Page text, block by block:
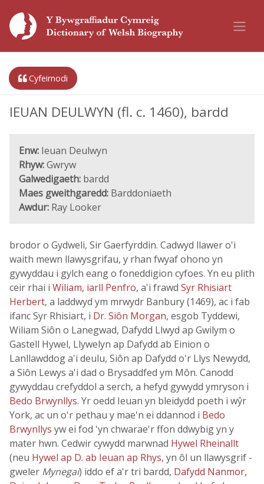
Cyfeirnodi
IEUAN DEULWYN (fl. c. 1460), bardd
Enw: Ieuan Deulwyn
Rhyw:Gwryw
Galwedigaeth: bardd
Maes gweithgaredd: Barddoniaeth
Awdur: Ray Looker
brodor o Gydweli, Sir Gaerfyrddin. Cadwyd llawer o'i
waith mewn llawysgrifau, y rhan fwyaf ohono yn
gywyddau i gylch eang o foneddigion cyfoes. Yn eu plith
ceir rhai i Wiliam, iarll Penfro, a'i frawd Syr Rhisiart
Herbert, a laddwyd ym mrwydr Banbury (1469), ac i fab
ifanc Syr Rhisiart, i Dr. Siôn Morgan, esgob Tyddewi,
Wiliam Siôn o Lanegwad, Dafydd Llwyd ap Gwilym o
Gastell Hywel, Llywelyn ap Dafydd ab Einion o
Lanllawddog a'i deulu, Siôn ap Dafydd o'r Llys Newydd,
a Siôn Lewys a'i dad o Brysaddfed ym Môn. Canodd
gywyddau crefyddol a serch, a hefyd gywydd ymryson i
Bedo Brwynllys. Yr oedd Ieuan yn bleidydd poeth i wŷr
York, ac un o'r pethau y mae'n ei ddannod i Bedo
Brwynllys yw ei fod 'yn chwarae'r ffon ddwybig yn y
mater hwn. Cedwir cywydd marwnad Hywel Rheinallt
(neu Hywel ap D. ab Ieuan ap Rhys, yn ôl un llawysgrif -
gweler Mynegai) iddo ef a'r tri bardd, Dafydd Nanmor,